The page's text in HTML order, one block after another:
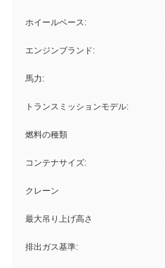
ホイールベース:
エンジンブランド:
馬力:
トランスミッションモデル:
燃料の種類
コンテナサイズ:
クレーン
最大吊り上げ高さ
排出ガス基準: